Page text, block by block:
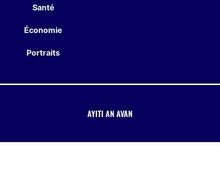
Santé
Économie
Portraits
AYITI AN AVAN